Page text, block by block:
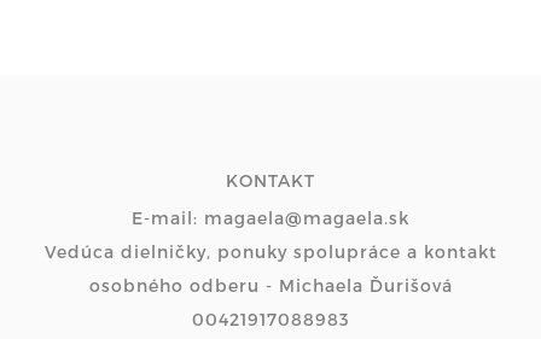
KONTAKT
E-mail: magaela@magaela.sk
Vedúca dielničky, ponuky spolupráce a kontakt
osobného odberu - Michaela Ďurišová
00421917088983